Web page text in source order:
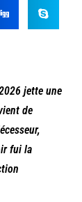
jette une
de
fui la